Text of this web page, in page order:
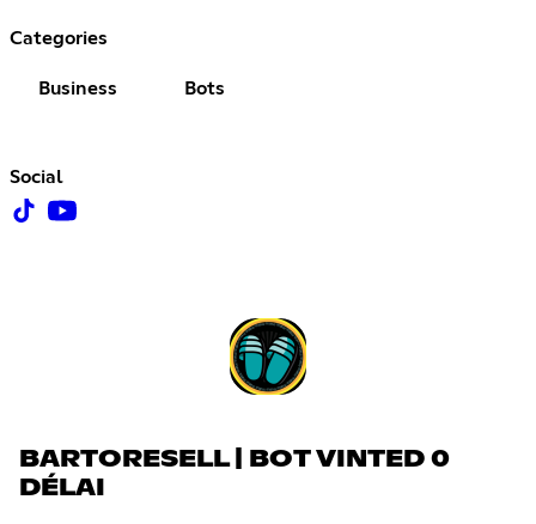
Categories
Business Bots
Social
BARTORESELL | BOT VINTED 0
DÉLAI